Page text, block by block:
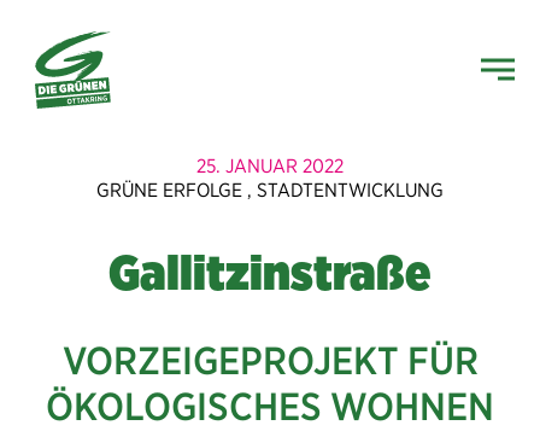
25. JANUAR 2022
GRÜNE ERFOLGE , STADTENTWICKLUNG
Gallitzinstraße
VORZEIGEPROJEKT FÜR
ÖKOLOGISCHES WOHNEN